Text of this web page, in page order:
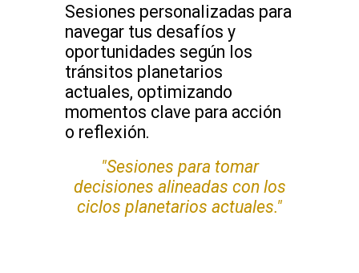
Sesiones personalizadas para
navegar tus desafíos y
oportunidades según los
tránsitos planetarios
actuales, optimizando
momentos clave para acción
o reflexión.
"Sesiones para tomar
decisiones alineadas con los
ciclos planetarios actuales."